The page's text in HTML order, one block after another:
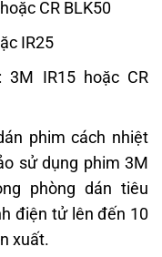
CR BLK50
IR25
3M IR15 hoặc CR
phim cách nhiệt
sử dụng phim 3M
phòng dán tiêu
điện tử lên đến 10
xuất.